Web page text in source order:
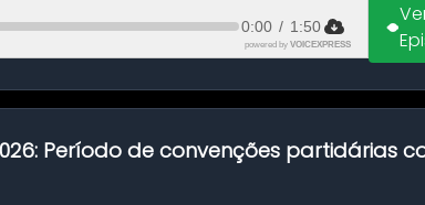
0:00 / 1:50
powered by VOICEXPRESS
Período de convenções partidárias